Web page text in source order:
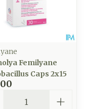
Femilyane
Caps 2x15